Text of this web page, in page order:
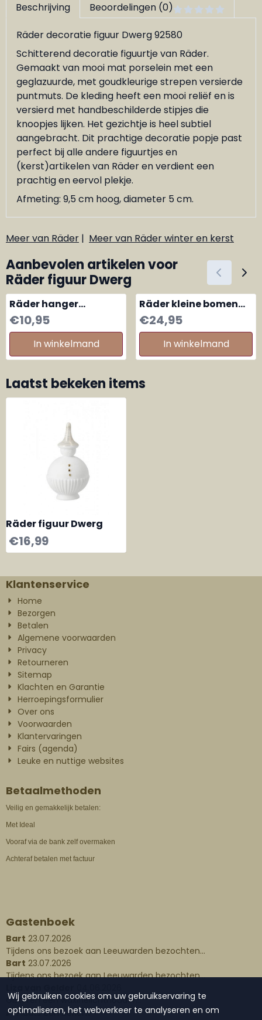
Beschrijving Beoordelingen (0)
Räder decoratie figuur Dwerg 92580
Schitterend decoratie figuurtje van Räder.
Gemaakt van mooi mat porselein met een
geglazuurde, met goudkleurige strepen versierde
puntmuts. De kleding heeft een mooi reliëf en is
versierd met handbeschilderde stipjes die
knoopjes lijken. Het gezichtje is heel subtiel
aangebracht. Dit prachtige decoratie popje past
perfect bij alle andere figuurtjes en
(kerst)artikelen van Räder en verdient een
prachtig en eervol plekje.
Afmeting: 9,5 cm hoog, diameter 5 cm.
Meer van Räder | Meer van Räder winter en kerst
Aanbevolen artikelen voor
Räder figuur Dwerg
Räder hanger
Guardian angel dots
zilveren vleugels
Prijs: 10,95
€10,95
In winkelmand
Räder kleine bomen
porselein wit-goud,
set van 4
Prijs: 24,95
€24,95
In winkelmand
Laatst bekeken items
Räder figuur Dwerg
€16,99
Klantenservice
Home
Bezorgen
Betalen
Algemene voorwaarden
Privacy
Retourneren
Sitemap
Klachten en Garantie
Herroepingsformulier
Over ons
Voorwaarden
Klantervaringen
Fairs (agenda)
Leuke en nuttige websites
Betaalmethoden
Veilig en gemakkelijk betalen:
Met Ideal
Vooraf via de bank zelf overmaken
Achteraf betalen met factuur
Gastenboek
Bart 23.07.2026
Tijdens ons bezoek aan Leeuwarden bezochten...
Bart 23.07.2026
Tijdens ons bezoek aan Leeuwarden bezochten...
Gisteren een waxinelichthouder...
Plaats een bericht
Wij gebruiken cookies om uw gebruikservaring te
optimaliseren, het webverkeer te analyseren en om